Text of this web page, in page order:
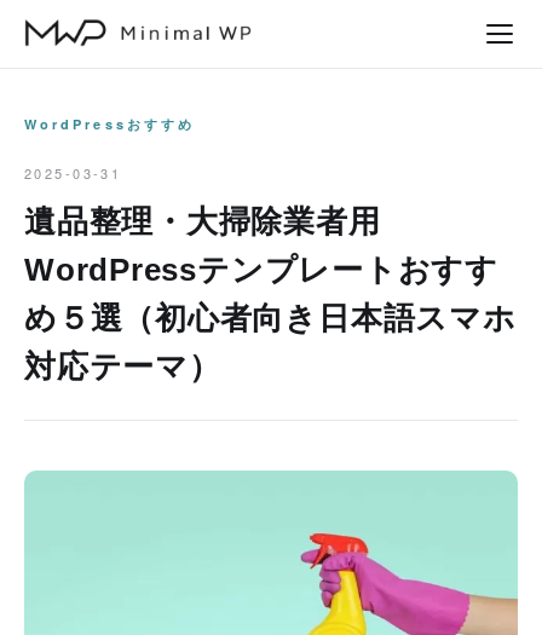
WordPressおすすめ
2025-03-31
遺品整理・大掃除業者用
WordPressテンプレートおすす
め５選（初心者向き日本語スマホ
対応テーマ）